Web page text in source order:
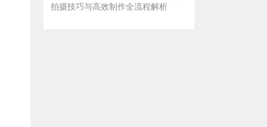
拍摄技巧与高效制作全流程解析